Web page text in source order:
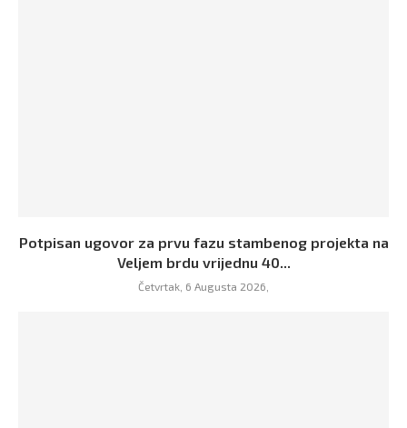
Potpisan ugovor za prvu fazu stambenog projekta na
Veljem brdu vrijednu 40...
Četvrtak, 6 Augusta 2026,